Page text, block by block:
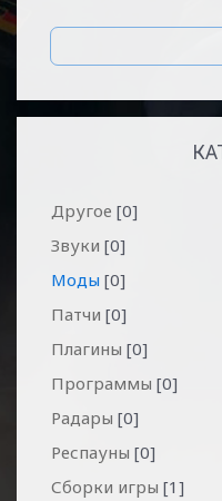
Другое [0]
Звуки [0]
Моды [0]
Патчи [0]
Плагины [0]
Программы [0]
Радары [0]
Респауны [0]
Сборки игры [1]